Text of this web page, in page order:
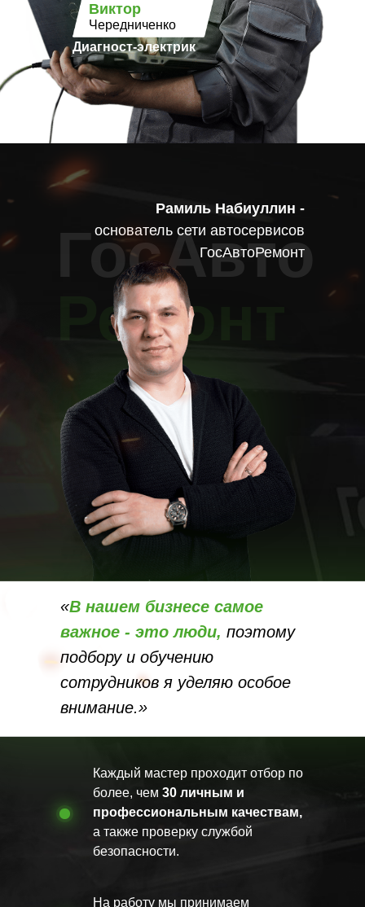
Виктор
Чередниченко
Диагност-электрик
ГосАвто
Ремонт
«В нашем бизнесе самое
важное - это люди, поэтому
подбору и обучению
сотрудников я уделяю особое
внимание.»
Рамиль Набиуллин -
основатель сети автосервисов
ГосАвтоРемонт
Каждый мастер проходит отбор по
более, чем 30 личным и
профессиональным качествам,
а также проверку службой
безопасности.
На работу мы принимаем